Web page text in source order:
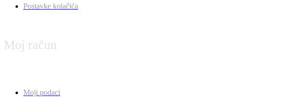
Postavke kolačića
Moj račun
Moji podaci